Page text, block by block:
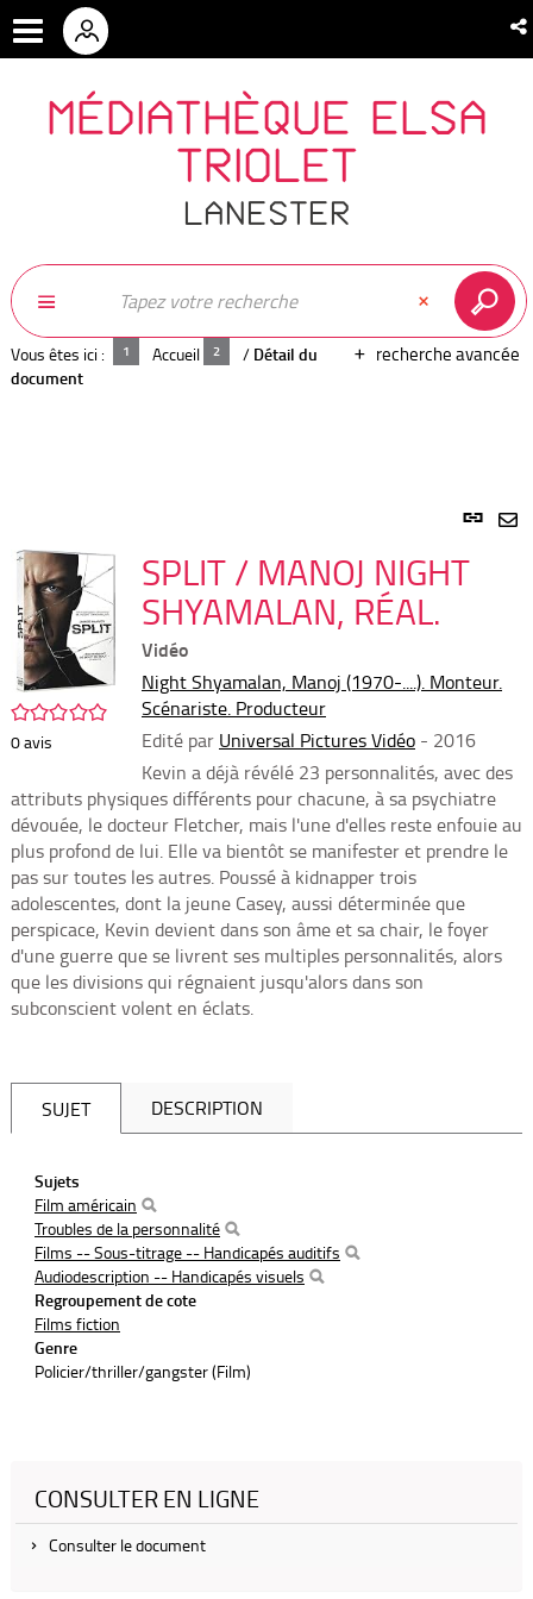
MÉDIATHÈQUE ELSA
TRIOLET
LANESTER
recherche avancée
Vous êtes ici : Accueil / Détail du
document
Lien
/5
0avis
SPLIT / MANOJ NIGHT
SHYAMALAN, RÉAL.
Vidéo
Night Shyamalan, Manoj (1970-....). Monteur.
Scénariste. Producteur
Edité par Universal Pictures Vidéo - 2016
Kevin a déjà révélé 23 personnalités, avec des
attributs physiques différents pour chacune, à sa psychiatre
dévouée, le docteur Fletcher, mais l'une d'elles reste enfouie au
plus profond de lui. Elle va bientôt se manifester et prendre le
pas sur toutes les autres. Poussé à kidnapper trois
adolescentes, dont la jeune Casey, aussi déterminée que
perspicace, Kevin devient dans son âme et sa chair, le foyer
d'une guerre que se livrent ses multiples personnalités, alors
que les divisions qui régnaient jusqu'alors dans son
subconscient volent en éclats.
SUJET DESCRIPTION
Sujets
Film américain
Troubles de la personnalité
Films -- Sous-titrage -- Handicapés auditifs
Audiodescription -- Handicapés visuels
Regroupement de cote
Films fiction
Genre
Policier/thriller/gangster (Film)
CONSULTER EN LIGNE
Consulter le document